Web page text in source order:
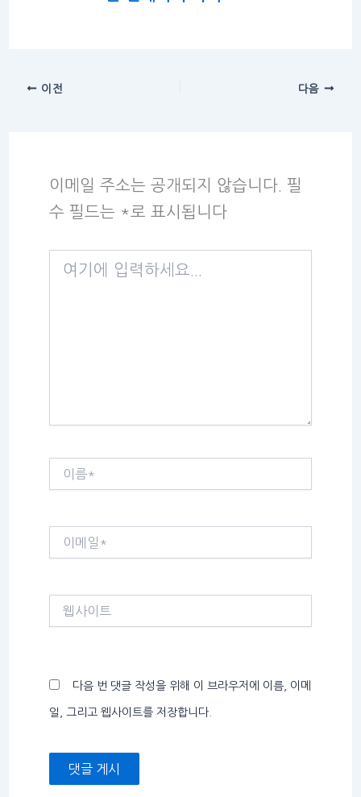
이전 다음
이메일 주소는 공개되지 않습니다. 필
수 필드는 *로 표시됩니다
다음 번 댓글 작성을 위해 이 브라우저에 이름, 이메
일, 그리고 웹사이트를 저장합니다.